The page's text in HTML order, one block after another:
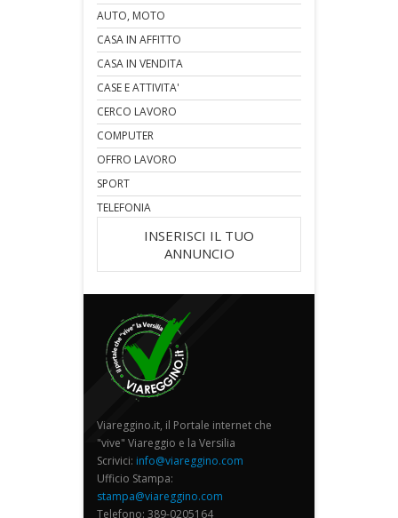
AUTO, MOTO
CASA IN AFFITTO
CASA IN VENDITA
CASE E ATTIVITA'
CERCO LAVORO
COMPUTER
OFFRO LAVORO
SPORT
TELEFONIA
INSERISCI IL TUO
ANNUNCIO
Viareggino.it, il Portale internet che
"vive" Viareggio e la Versilia
Scrivici: info@viareggino.com
Ufficio Stampa:
stampa@viareggino.com
Telefono: 389-0205164